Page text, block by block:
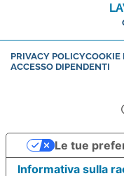
PRIVACY POLICYCOOKIE
ACCESSO DIPENDENTI
Informativa sulla
Le tue